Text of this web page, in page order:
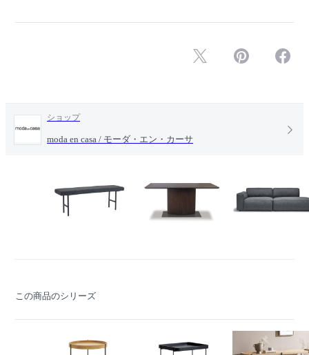
ショップ
moda en casa / モーダ・エン・カーサ
この商品のシリーズ